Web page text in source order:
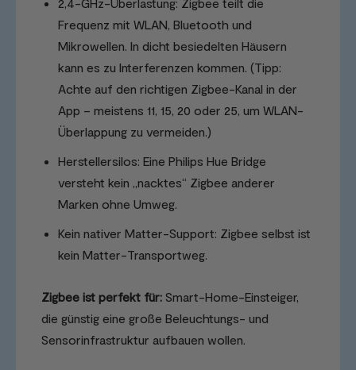
Frequenz mit WLAN, Bluetooth und
Mikrowellen. In dicht besiedelten Häusern
kann es zu Interferenzen kommen. (Tipp:
Achte auf den richtigen Zigbee-Kanal in der
App – meistens 11, 15, 20 oder 25, um WLAN-
Überlappung zu vermeiden.)
Herstellersilos: Eine Philips Hue Bridge
versteht kein „nacktes“ Zigbee anderer
Marken ohne Umweg.
Kein nativer Matter-Support: Zigbee selbst ist
kein Matter-Transportweg.
Zigbee ist perfekt für: Smart-Home-Einsteiger,
die günstig eine große Beleuchtungs- und
Sensorinfrastruktur aufbauen wollen.